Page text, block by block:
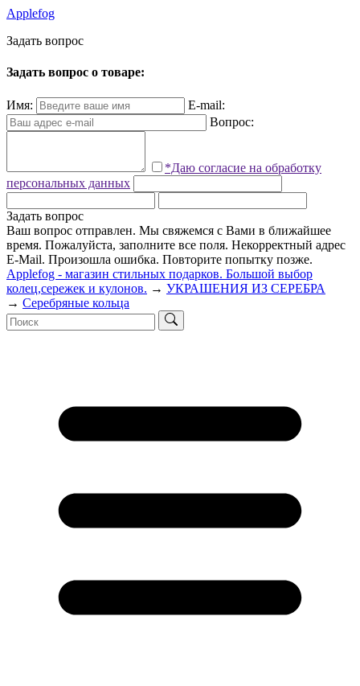
Applefog
Задать вопрос
Задать вопрос о товаре:
Имя:
E-mail:
Вопрос:
*Даю согласие на обработку
персональных данных
Задать вопрос
Ваш вопрос отправлен. Мы свяжемся с Вами в ближайшее
время. Пожалуйста, заполните все поля. Некорректный адрес
E-Mail. Произошла ошибка. Повторите попытку позже.
Applefog - магазин стильных подарков. Большой выбор
колец,сережек и кулонов. → УКРАШЕНИЯ ИЗ СЕРЕБРА
→ Серебряные кольца